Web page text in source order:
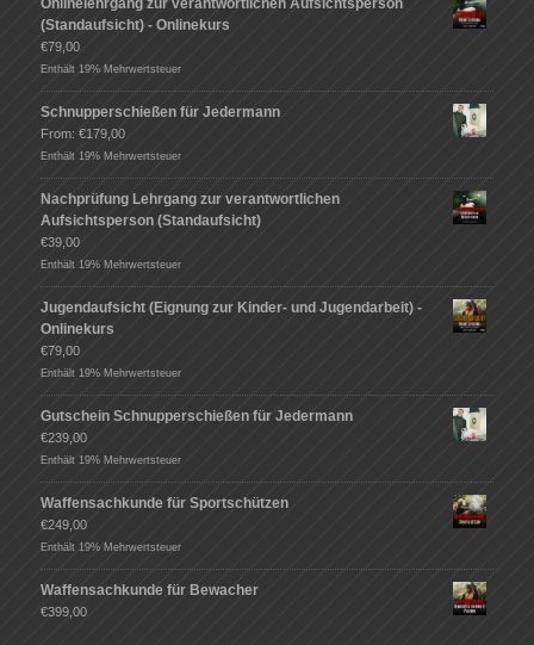
(Standaufsicht) - Onlinekurs
€79,00
Enthält 19% Mehrwertsteuer
Schnupperschießen für Jedermann
From: €179,00
Enthält 19% Mehrwertsteuer
Nachprüfung Lehrgang zur verantwortlichen
Aufsichtsperson (Standaufsicht)
€39,00
Enthält 19% Mehrwertsteuer
Jugendaufsicht (Eignung zur Kinder- und Jugendarbeit) -
Onlinekurs
€79,00
Enthält 19% Mehrwertsteuer
Gutschein Schnupperschießen für Jedermann
€239,00
Enthält 19% Mehrwertsteuer
Waffensachkunde für Sportschützen
€249,00
Enthält 19% Mehrwertsteuer
Waffensachkunde für Bewacher
€399,00